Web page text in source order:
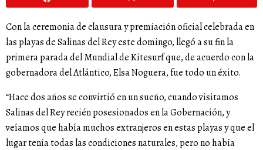
Con la ceremonia de clausura y premiación oficial celebrada en
las playas de Salinas del Rey este domingo, llegó a su fin la
primera parada del Mundial de Kitesurf que, de acuerdo con la
gobernadora del Atlántico, Elsa Noguera, fue todo un éxito.
“Hace dos años se convirtió en un sueño, cuando visitamos
Salinas del Rey recién posesionados en la Gobernación, y
veíamos que había muchos extranjeros en estas playas y que el
lugar tenía todas las condiciones naturales, pero no había